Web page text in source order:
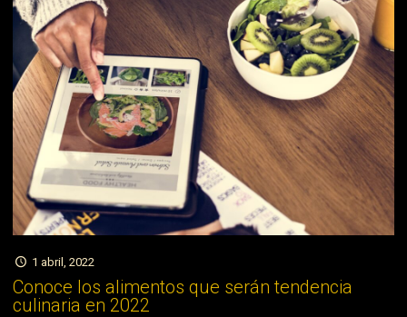
1 abril, 2022
Conoce los alimentos que serán tendencia
culinaria en 2022